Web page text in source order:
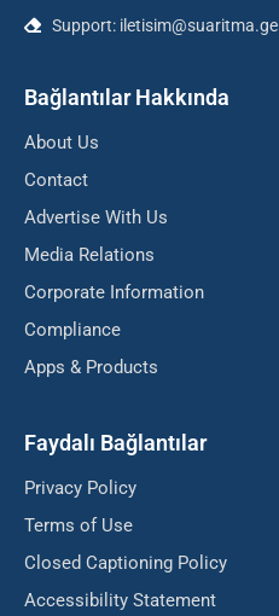
Support:
Bağlantılar Hakkında
About Us
Contact
Advertise With Us
Media Relations
Corporate Information
Compliance
Apps & Products
Faydalı Bağlantılar
Privacy Policy
Terms of Use
Closed Captioning Policy
Accessibility Statement